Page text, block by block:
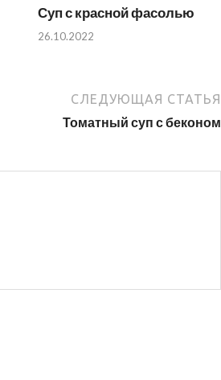
Суп с красной фасолью
26.10.2022
СЛЕДУЮЩАЯ СТАТЬЯ
Томатный суп с беконом